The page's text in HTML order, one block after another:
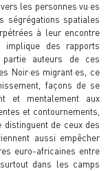
les personnes vu·es
ségrégations spatiales
à leur encontre
implique des rapports
auteurs de ces
Noir·es migrant·es, ce
façons de se
et mentalement aux
et contournements,
distinguent de ceux des
aussi empêcher
euro-africaines entre
dans les camps